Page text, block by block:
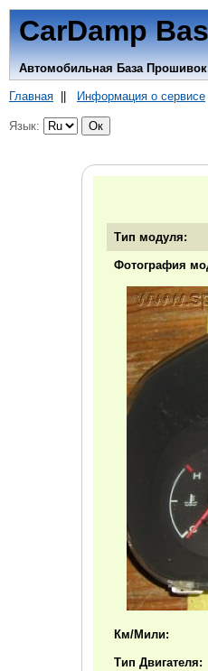
CarDamp
Автомобильная База Прошивок
Главная|| Информация о сервисе
Язык:
Тип модуля:
Фотография
Км/Мили:
Тип Двигателя: